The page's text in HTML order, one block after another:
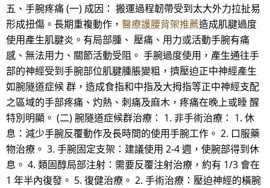
五、手腕疼痛 (一) 成因： 搬運過程韌帶受到太大外力拉扯易
形成扭傷。長期重複動作， 醫療護腰背架推薦造成肌腱過度
使用產生肌腱炎。有局部腫、 壓痛、用力或活動手腕有痛
感、無法用力、關節活動受阻。 手腕過度使用，產生通往手
部的神經受到手腕部位肌腱腫脹變粗，擠壓迫正中神經產生
如腕隧道症候 群，造成食指和中指及大拇指等正中神經支配
之區域的手部疼痛、灼熱、刺痛及麻木，疼痛在晚上或睡 醒
特別明顯。 (二) 腕隧道症候群治療： 1. 非手術治療： 1. 休
息：減少手腕反覆動作及長時間的使用手腕工作。 2. 口服藥
物治療。 3. 手腕固定支架：建議使用 2-4 週，使腕部得到休
息。 4. 類固醇局部注射：需要反覆注射治療，約有 1/3 會在
1 年半內復發。 5. 復健治療。 2. 手術治療：壓迫神經的橫腕